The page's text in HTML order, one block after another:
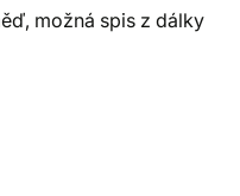
možná spis z dálky